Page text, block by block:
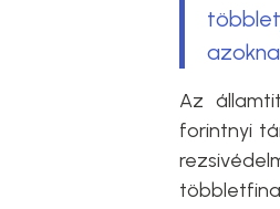
Az
forintnyi